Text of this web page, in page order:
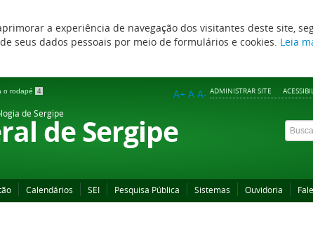
a experiência de navegação dos visitantes deste site,
seus dados pessoais por meio de formulários e cookies. Leia
o rodapé 4 ADMINISTRAR SITE
A+ A A-
de Sergipe
de Sergipe
Calendários SEI Pesquisa Pública Sistemas Ouvidoria